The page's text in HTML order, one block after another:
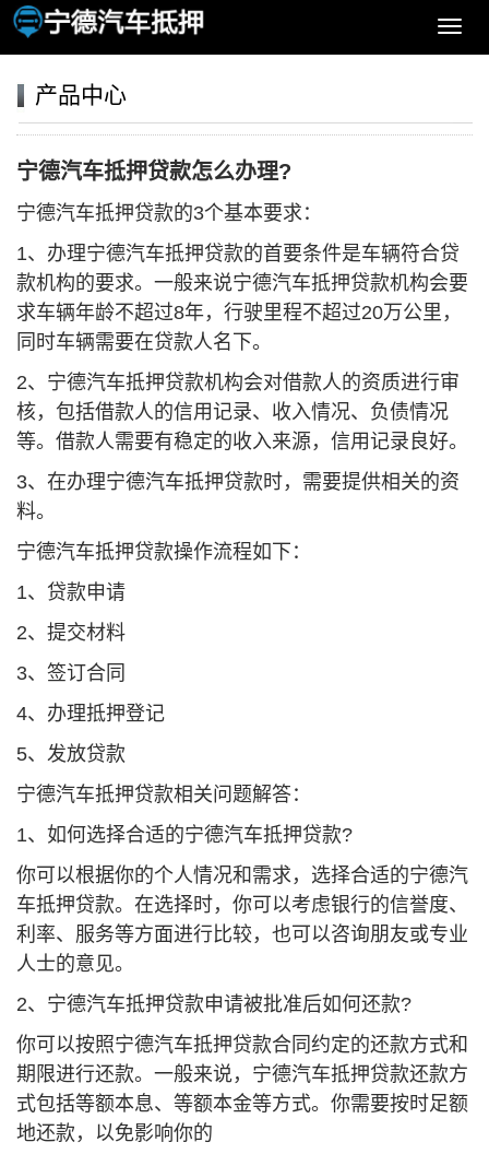
导
产品中心
宁德汽车抵押贷款怎么办理?
宁德汽车抵押贷款的3个基本要求：
1、办理宁德汽车抵押贷款的首要条件是车辆符合贷
款机构的要求。一般来说宁德汽车抵押贷款机构会要
求车辆年龄不超过8年，行驶里程不超过20万公里，
同时车辆需要在贷款人名下。
2、宁德汽车抵押贷款机构会对借款人的资质进行审
核，包括借款人的信用记录、收入情况、负债情况
等。借款人需要有稳定的收入来源，信用记录良好。
3、在办理宁德汽车抵押贷款时，需要提供相关的资
料。
宁德汽车抵押贷款操作流程如下：
1、贷款申请
2、提交材料
3、签订合同
4、办理抵押登记
5、发放贷款
宁德汽车抵押贷款相关问题解答：
1、如何选择合适的宁德汽车抵押贷款?
你可以根据你的个人情况和需求，选择合适的宁德汽
车抵押贷款。在选择时，你可以考虑银行的信誉度、
利率、服务等方面进行比较，也可以咨询朋友或专业
人士的意见。
2、宁德汽车抵押贷款申请被批准后如何还款?
你可以按照宁德汽车抵押贷款合同约定的还款方式和
期限进行还款。一般来说，宁德汽车抵押贷款还款方
式包括等额本息、等额本金等方式。你需要按时足额
地还款，以免影响你的